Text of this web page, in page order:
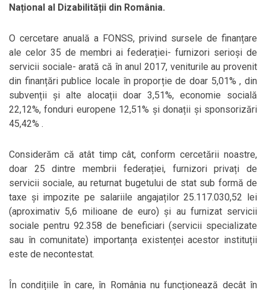
Național al Dizabilității din România.
O cercetare anuală a FONSS, privind sursele de finanțare
ale celor 35 de membri ai federației- furnizori serioși de
servicii sociale- arată că în anul 2017, veniturile au provenit
din finanțări publice locale în proporție de doar 5,01% , din
subvenții și alte alocații doar 3,51%, economie socială
22,12%, fonduri europene 12,51% și donații și sponsorizări
45,42% .
Considerăm că atât timp cât, conform cercetării noastre,
doar 25 dintre membrii federației, furnizori privați de
servicii sociale, au returnat bugetului de stat sub formă de
taxe și impozite pe salariile angajaților 25.117.030,52 lei
(aproximativ 5,6 milioane de euro) și au furnizat servicii
sociale pentru 92.358 de beneficiari (servicii specializate
sau în comunitate) importanța existenței acestor instituții
este de necontestat.
În condițiile în care, în România nu funcționează decât în